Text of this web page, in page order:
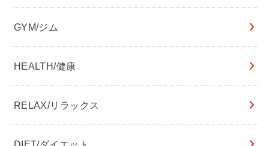
GYM/ジム
HEALTH/健康
RELAX/リラックス